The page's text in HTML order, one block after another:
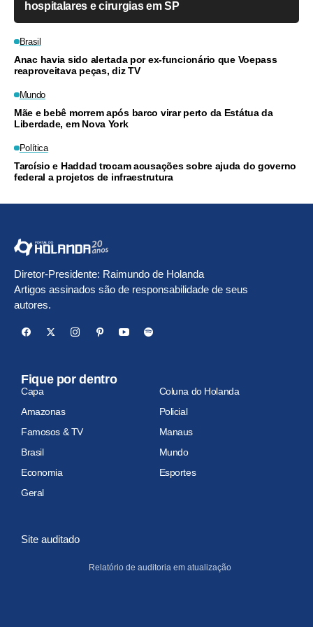
hospitalares e cirurgias em SP
Brasil
Anac havia sido alertada por ex-funcionário que Voepass
reaproveitava peças, diz TV
Mundo
Mãe e bebê morrem após barco virar perto da Estátua da
Liberdade, em Nova York
Política
Tarcísio e Haddad trocam acusações sobre ajuda do governo
federal a projetos de infraestrutura
Diretor-Presidente: Raimundo de Holanda
Artigos assinados são de responsabilidade de seus
autores.
Fique por dentro
Capa
Coluna do Holanda
Amazonas
Policial
Famosos & TV
Manaus
Brasil
Mundo
Economia
Esportes
Geral
Site auditado
Relatório de auditoria em atualização